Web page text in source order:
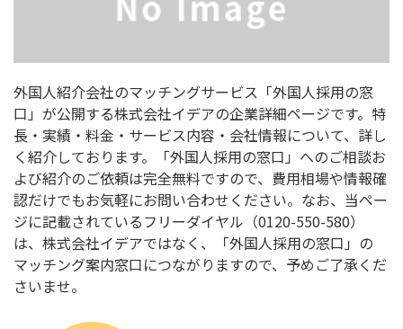
外国人紹介会社のマッチングサービス「外国人採用の窓
口」が公開する株式会社イデアの企業詳細ページです。特
長・実績・料金・サービス内容・会社情報について、詳し
く紹介しております。「外国人採用の窓口」へのご相談お
よび紹介のご依頼は完全無料ですので、費用相場や情報確
認だけでもお気軽にお問い合わせください。なお、当ペー
ジに記載されているフリーダイヤル（0120-550-580）
は、株式会社イデアではなく、「外国人採用の窓口」の
マッチング案内窓口につながりますので、予めご了承くだ
さいませ。